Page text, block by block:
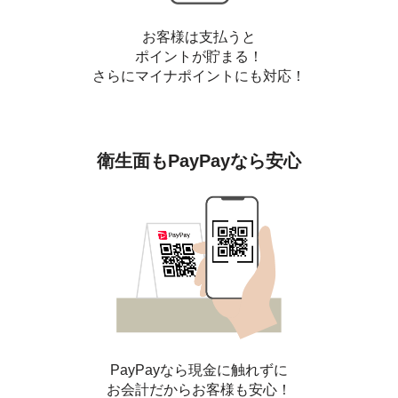
お客様は支払うと
ポイントが貯まる！
さらにマイナポイントにも対応！
衛生面もPayPayなら安心
PayPayなら現金に触れずに
お会計だからお客様も安心！